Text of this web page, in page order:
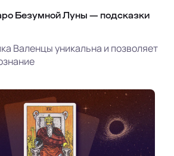
Безумной Луны — подсказки
Валенцы уникальна и позволяет